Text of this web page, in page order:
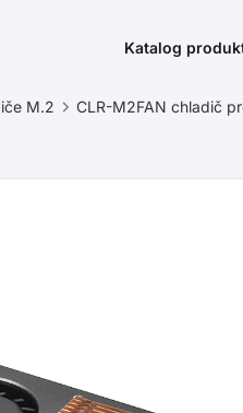
Katalog
M.2 CLR-M2FAN chladič